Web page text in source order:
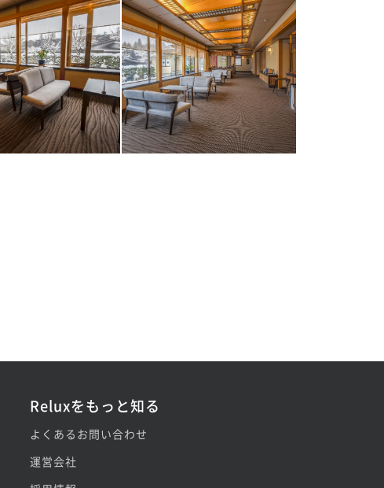
Reluxをもっと知る
よくあるお問い合わせ
運営会社